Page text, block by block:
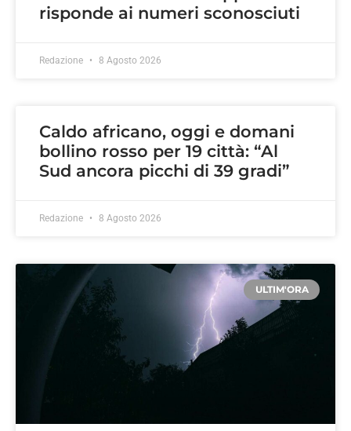
risponde ai numeri sconosciuti
Redazione 8 Agosto 2026
Caldo africano, oggi e domani
bollino rosso per 19 città: “Al
Sud ancora picchi di 39 gradi”
Redazione 8 Agosto 2026
ULTIM'ORA